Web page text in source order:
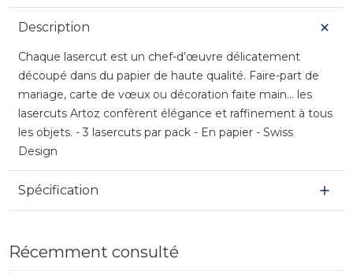
Description
Chaque lasercut est un chef-d’œuvre délicatement
découpé dans du papier de haute qualité. Faire-part de
mariage, carte de vœux ou décoration faite main... les
lasercuts Artoz confèrent élégance et raffinement à tous
les objets. - 3 lasercuts par pack - En papier - Swiss
Design
Spécification
Récemment consulté